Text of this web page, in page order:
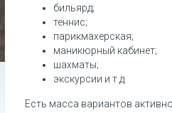
бильярд;
теннис;
парикмахерская;
маникюрный кабинет;
шахматы;
экскурсии и т.д.
Есть масса вариантов